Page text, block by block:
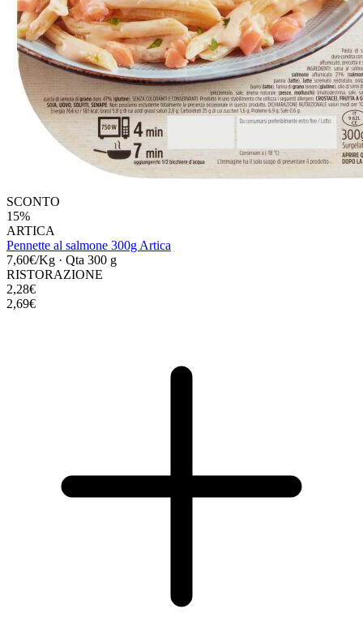
SCONTO
15%
ARTICA
Pennette al salmone 300g Artica
7,60€/Kg · Qta 300 g
RISTORAZIONE
2,28€
2,69€